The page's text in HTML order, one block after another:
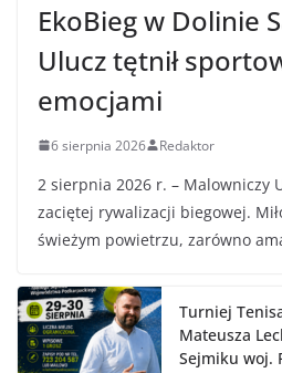
EkoBieg w Dolinie
Ulucz tętnił
emocjami
6 sierpnia 2026 Redaktor
2 sierpnia 2026 r. – Malowniczy
zaciętej rywalizacji biegowej.
świeżym powietrzu, zarówno
Turniej
Mateusza
Sejmiku woj.